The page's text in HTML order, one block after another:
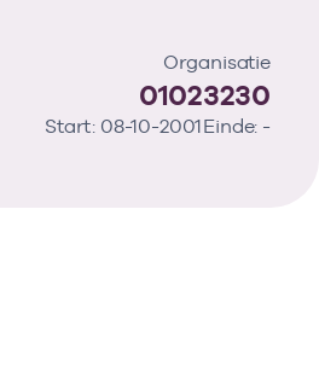
Organisatie
01023230
Start: 08-10-2001Einde: -